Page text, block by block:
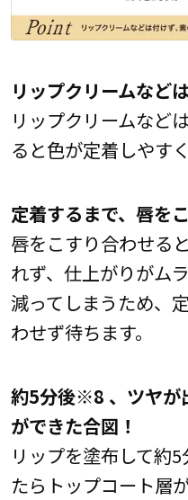
リップクリームなど
リップクリームなど
ると色が定着しやす
定着するまで、唇を
唇をこすり合わせる
れず、仕上がりがム
減ってしまうため、
わせず待ちます。
約5分後※8 、ツヤが
ができた合図！
リップを塗布して約
たらトップコート層